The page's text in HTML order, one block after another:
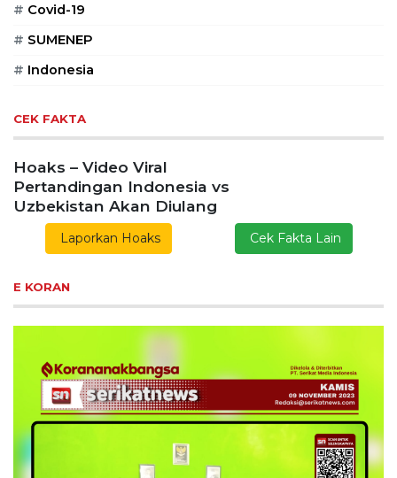
# Covid-19
# SUMENEP
# Indonesia
CEK FAKTA
Hoaks – Video Viral
Pertandingan Indonesia vs
Uzbekistan Akan Diulang
Laporkan Hoaks Cek Fakta Lain
E KORAN